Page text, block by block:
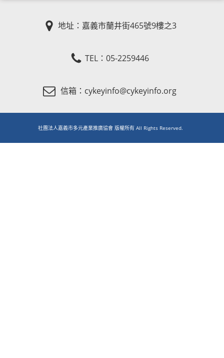
地址：嘉義市蘭井街465號9樓之3
TEL：05-2259446
信箱：cykeyinfo@cykeyinfo.org
社團法人嘉義市多元產業推廣協會 版權所有 All Rights Reserved.